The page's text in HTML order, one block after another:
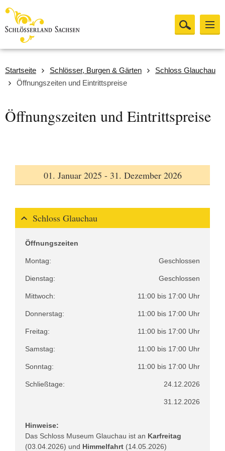
Startseite Schlösser, Burgen & Gärten
Schloss Glauchau
Öffnungszeiten und Eintrittspreise
Öffnungszeiten und Eintrittspreise
01. Januar 2025 - 31. Dezember 2026
Schloss Glauchau
Öffnungszeiten
Montag: Geschlossen
Dienstag: Geschlossen
Mittwoch: 11:00 bis 17:00 Uhr
Donnerstag: 11:00 bis 17:00 Uhr
Freitag: 11:00 bis 17:00 Uhr
Samstag: 11:00 bis 17:00 Uhr
Sonntag: 11:00 bis 17:00 Uhr
Schließtage: 24.12.2026
31.12.2026
Hinweise:
Das Schloss Museum Glauchau ist an Karfreitag
(03.04.2026) und Himmelfahrt (14.05.2026)